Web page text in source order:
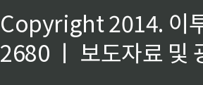
Copyright 2014. 이
2680 ㅣ 보도자료